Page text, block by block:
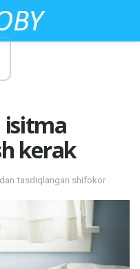
isitma
kerak
tasdiqlangan shifokor